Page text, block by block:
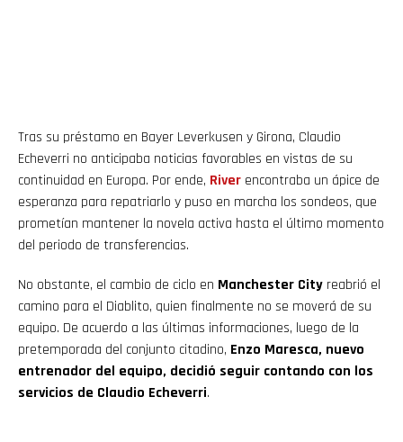
Tras su préstamo en Bayer Leverkusen y Girona, Claudio
Echeverri no anticipaba noticias favorables en vistas de su
continuidad en Europa. Por ende, River encontraba un ápice de
esperanza para repatriarlo y puso en marcha los sondeos, que
prometían mantener la novela activa hasta el último momento
del periodo de transferencias.
No obstante, el cambio de ciclo en Manchester City reabrió el
camino para el Diablito, quien finalmente no se moverá de su
equipo. De acuerdo a las últimas informaciones, luego de la
pretemporada del conjunto citadino, Enzo Maresca, nuevo
entrenador del equipo, decidió seguir contando con los
servicios de Claudio Echeverri.